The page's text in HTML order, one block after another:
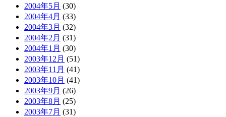
2004年5月 (30)
2004年4月 (33)
2004年3月 (32)
2004年2月 (31)
2004年1月 (30)
2003年12月 (51)
2003年11月 (41)
2003年10月 (41)
2003年9月 (26)
2003年8月 (25)
2003年7月 (31)